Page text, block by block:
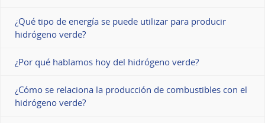
¿Qué tipo de energía se puede utilizar para producir
hidrógeno verde?
¿Por qué hablamos hoy del hidrógeno verde?
¿Cómo se relaciona la producción de combustibles con el
hidrógeno verde?